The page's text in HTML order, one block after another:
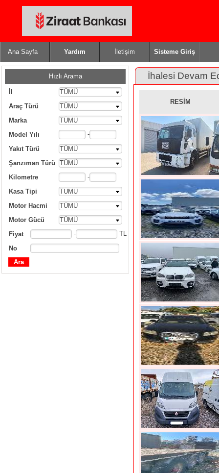
Ana Sayfa Yardım İletişim Sisteme Giriş
Hızlı Arama
TÜMÜ
Araç Türü
TÜMÜ
Marka
TÜMÜ
Model Yılı
-
Yakıt Türü
TÜMÜ
Şanzıman Türü
TÜMÜ
Kilometre
-
Kasa Tipi
TÜMÜ
Motor Hacmi
TÜMÜ
Motor Gücü
TÜMÜ
Fiyat
- TL
No
İhalesi Devam
RESİM